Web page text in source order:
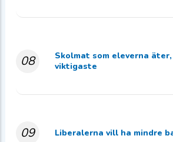
08
Skolmat som eleverna
viktigaste
09 Liberalerna vill ha mindre